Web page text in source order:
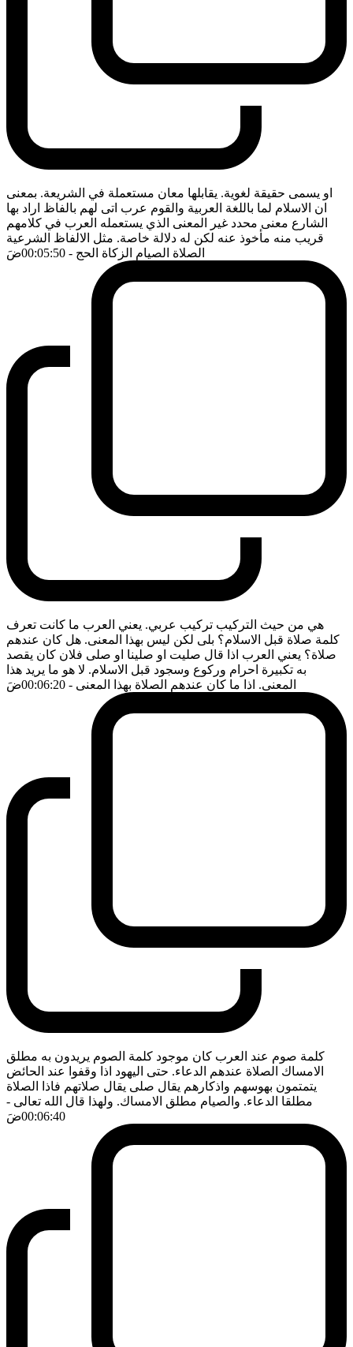
او يسمى حقيقة لغوية. يقابلها معان مستعملة في الشريعة. بمعنى
ان الاسلام لما باللغة العربية والقوم عرب اتى لهم بالفاظ اراد بها
الشارع معنى محدد غير المعنى الذي يستعمله العرب في كلامهم
قريب منه مأخوذ عنه لكن له دلالة خاصة. مثل الالفاظ الشرعية
الصلاة الصيام الزكاة الحج - 00:05:50 ضَ
هي من حيث التركيب تركيب عربي. يعني العرب ما كانت تعرف
كلمة صلاة قبل الاسلام؟ بلى لكن ليس بهذا المعنى. هل كان عندهم
صلاة؟ يعني العرب اذا قال صليت او صلينا او صلى فلان كان يقصد
به تكبيرة احرام وركوع وسجود قبل الاسلام. لا هو ما يريد هذا
المعنى. اذا ما كان عندهم الصلاة بهذا المعنى - 00:06:20 ضَ
كلمة صوم عند العرب كان موجود كلمة الصوم يريدون به مطلق
الامساك الصلاة عندهم الدعاء. حتى اليهود اذا وقفوا عند الحائض
يتمتمون بهوسهم واذكارهم يقال صلى يقال صلاتهم فاذا الصلاة
مطلقا الدعاء. والصيام مطلق الامساك. ولهذا قال الله تعالى -
00:06:40ضَ